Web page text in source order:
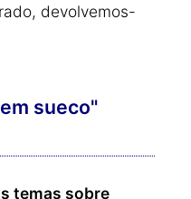
devolvemos-
sueco"
temas sobre